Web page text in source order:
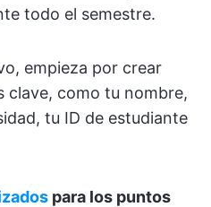
todo el semestre.
empieza por crear
clave, como tu nombre,
tu ID de estudiante
para los puntos